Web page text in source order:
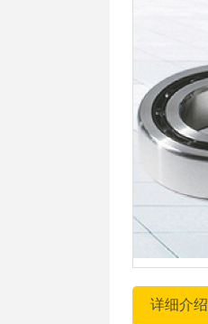
详细介绍